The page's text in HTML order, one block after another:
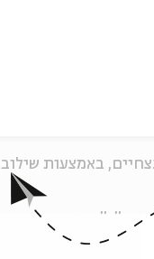
באמצעות שילוב
"הוא היה אדם